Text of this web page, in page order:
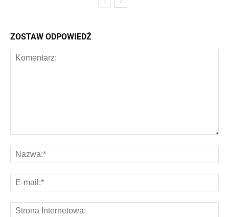
ZOSTAW ODPOWIEDŹ